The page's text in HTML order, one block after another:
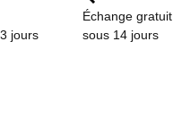
jours
Échange gratuit
sous 14 jours